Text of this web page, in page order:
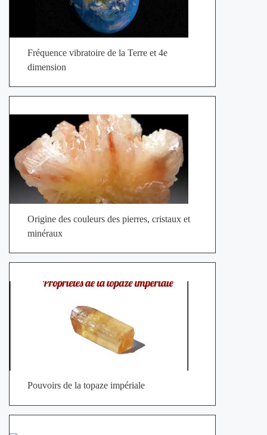
Fréquence vibratoire de la Terre et 4e
dimension
Origine des couleurs des pierres, cristaux et
minéraux
Pouvoirs de la topaze impériale